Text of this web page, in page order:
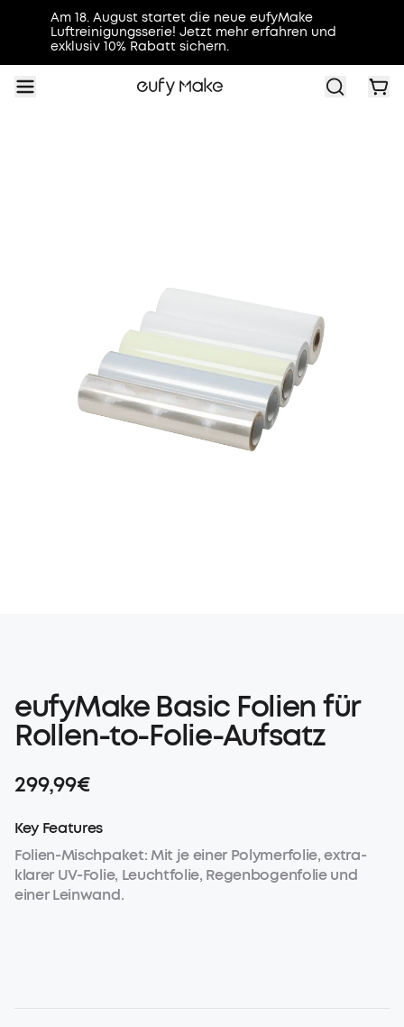
Am 18. August startet die neue eufyMake
Luftreinigungsserie! Jetzt mehr erfahren und
exklusiv 10% Rabatt sichern.
eufyMake Basic Folien für
Rollen-to-Folie-Aufsatz
299,99€
Key Features
Folien-Mischpaket: Mit je einer Polymerfolie, extra-
klarer UV-Folie, Leuchtfolie, Regenbogenfolie und
einer Leinwand.